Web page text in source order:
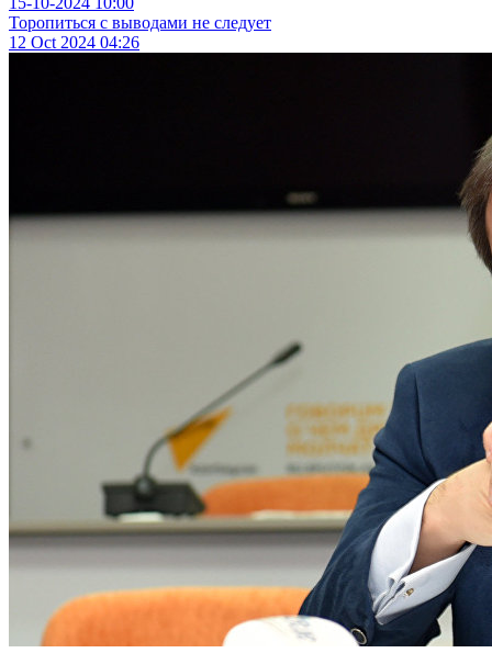
Торопиться с выводами не следует
12 Oct 2024 04:26